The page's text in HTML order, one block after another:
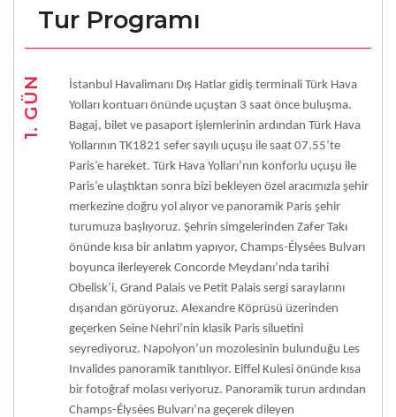
Tur Programı
1. GÜN
İstanbul Havalimanı Dış Hatlar gidiş terminali Türk Hava
Yolları kontuarı önünde uçuştan 3 saat önce buluşma.
Bagaj, bilet ve pasaport işlemlerinin ardından Türk Hava
Yollarının TK1821 sefer sayılı uçuşu ile saat 07.55’te
Paris’e hareket. Türk Hava Yolları’nın konforlu uçuşu ile
Paris’e ulaştıktan sonra bizi bekleyen özel aracımızla şehir
merkezine doğru yol alıyor ve panoramik Paris şehir
turumuza başlıyoruz. Şehrin simgelerinden Zafer Takı
önünde kısa bir anlatım yapıyor, Champs-Élysées Bulvarı
boyunca ilerleyerek Concorde Meydanı’nda tarihi
Obelisk’i, Grand Palais ve Petit Palais sergi saraylarını
dışarıdan görüyoruz. Alexandre Köprüsü üzerinden
geçerken Seine Nehri’nin klasik Paris siluetini
seyrediyoruz. Napolyon’un mozolesinin bulunduğu Les
Invalides panoramik tanıtılıyor. Eiffel Kulesi önünde kısa
bir fotoğraf molası veriyoruz. Panoramik turun ardından
Champs-Élysées Bulvarı’na geçerek dileyen